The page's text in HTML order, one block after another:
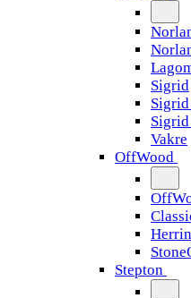
Sigrid
Sigrid
Vakre
OffWood
Stepton